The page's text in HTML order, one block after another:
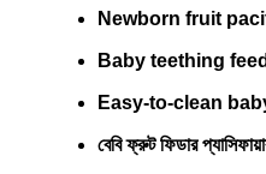
Newborn fruit
Baby teething
Easy-to-clean
বেবি ফ্রুট ফিডার